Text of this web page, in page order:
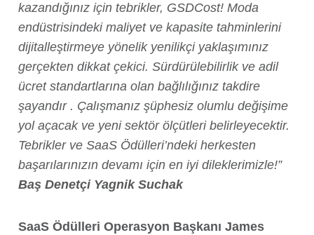
kazandığınız için tebrikler, GSDCost! Moda
endüstrisindeki maliyet ve kapasite tahminlerini
dijitalleştirmeye yönelik yenilikçi yaklaşımınız
gerçekten dikkat çekici. Sürdürülebilirlik ve adil
ücret standartlarına olan bağlılığınız takdire
şayandır . Çalışmanız şüphesiz olumlu değişime
yol açacak ve yeni sektör ölçütleri belirleyecektir.
Tebrikler ve SaaS Ödülleri’ndeki herkesten
başarılarınızın devamı için en iyi dileklerimizle!”
Baş Denetçi Yagnik Suchak
SaaS Ödülleri Operasyon Başkanı James